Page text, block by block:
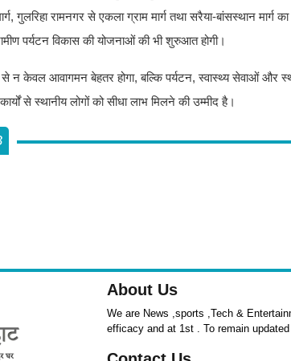
गुलरिहा रामनगर से एकला ग्राम मार्ग तथा सरैया-बांसस्थान
पर्यटन विकास की योजनाओं की भी शुरुआत होगी।
न केवल आवागमन बेहतर होगा, बल्कि पर्यटन, स्वास्थ्य सेवाओं और
से स्थानीय लोगों को सीधा लाभ मिलने की उम्मीद है।
About Us
We are News ,sports ,Tech &
efficacy and at 1st . To remain